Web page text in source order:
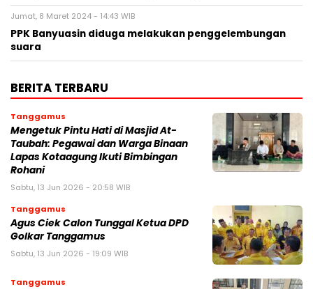
Jumat, 8 Maret 2024 - 14:43 WIB
PPK Banyuasin diduga melakukan penggelembungan
suara
BERITA TERBARU
Tanggamus
Mengetuk Pintu Hati di Masjid At-
Taubah: Pegawai dan Warga Binaan
Lapas Kotaagung Ikuti Bimbingan
Rohani
Sabtu, 13 Jun 2026 - 20:58 WIB
Tanggamus
Agus Ciek Calon Tunggal Ketua DPD
Golkar Tanggamus
Sabtu, 13 Jun 2026 - 19:09 WIB
Tanggamus